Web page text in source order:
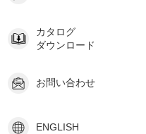
カタログ
ダウンロード
お問い合わせ
ENGLISH